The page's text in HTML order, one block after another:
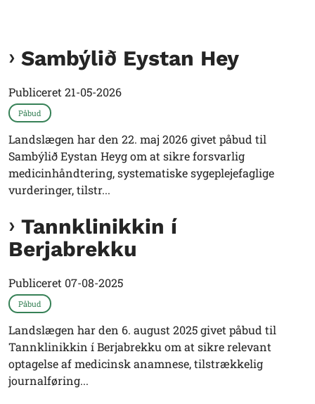
Sambýlið Eystan Hey
Publiceret21-05-2026
Påbud
Landslægen har den 22. maj 2026 givet påbud til
Sambýlið Eystan Heyg om at sikre forsvarlig
medicinhåndtering, systematiske sygeplejefaglige
vurderinger, tilstr...
Tannklinikkin í
Berjabrekku
Publiceret 07-08-2025
Påbud
Landslægen har den 6. august 2025 givet påbud til
Tannklinikkin í Berjabrekku om at sikre relevant
optagelse af medicinsk anamnese, tilstrækkelig
journalføring...